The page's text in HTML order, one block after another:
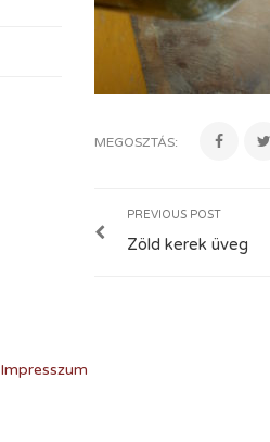
MEGOSZTÁS:
PREVIOUS POST
Zöld kerek üveg
Impresszum